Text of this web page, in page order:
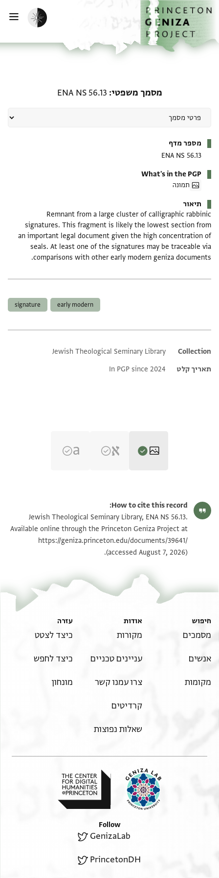
לתוכןהבית
הפעלת מצב כהה
מסמך משפטי ENA NS 56.13
מספר מדף
ENA NS 56.13
What's in the PGP
תמונה
תיאור
Remnant from a large cluster of calligraphic rabbinic
signatures. This fragment is likely the lowest section from
an important legal document given the high concentration of
seals. At least one of the signatures may be traceable via
comparisons with other early modern geniza documents.
early modern
signature
Additional metadata
Collection
Jewish Theological Seminary Library
תאריך קלט
In PGP since 2024
ENA NS 56.13 2 הגדל וסובב
תנאי היתר שימוש בתצלום
How to cite this record:
Jewish Theological Seminary Library, ENA NS 56.13.
Available online through the Princeton Geniza Project at
https://geniza.princeton.edu/documents/39641/
(accessed August 7, 2026).
חיפוש
מסמכים
אנשים
מקומות
אודות
מקורות
עניינים טכניים
צרו עמנו קשר
קרדיטים
שאלות נפוצות
עזרה
כיצד לצטט
כיצד לחפש
מונחון
Follow
GenizaLab
PrincetonDH